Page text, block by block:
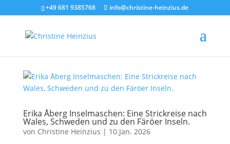
+49 681 9385768 info@christine-heinzius.de
Erika Åberg Inselmaschen: Eine Strickreise nach
Wales, Schweden und zu den Färöer Inseln.
von Christine Heinzius | 10.Jan. 2026